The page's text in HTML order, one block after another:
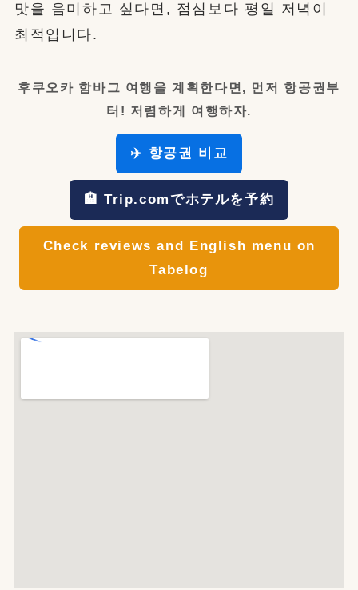
맛을 음미하고 싶다면, 점심보다 평일 저녁이
최적입니다.
후쿠오카 함바그 여행을 계획한다면, 먼저 항공권부
터! 저렴하게 여행하자.
✈️ 항공권 비교
🏨 Trip.comでホテルを予約
Check reviews and English menu on
Tabelog